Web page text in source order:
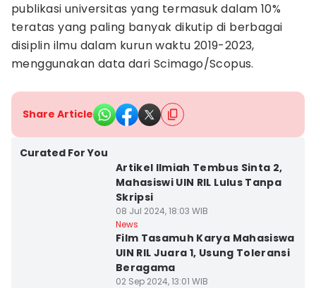
publikasi universitas yang termasuk dalam 10%
teratas yang paling banyak dikutip di berbagai
disiplin ilmu dalam kurun waktu 2019-2023,
menggunakan data dari Scimago/Scopus.
Share Article
Curated For You
Artikel Ilmiah Tembus Sinta 2,
Mahasiswi UIN RIL Lulus Tanpa
Skripsi
08 Jul 2024, 18:03 WIB
News
Film Tasamuh Karya Mahasiswa
UIN RIL Juara 1, Usung Toleransi
Beragama
02 Sep 2024, 13:01 WIB